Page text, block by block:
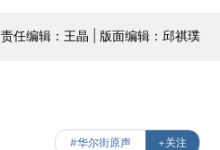
责任编辑：王晶 | 版面编辑：邱祺璞
#华尔街原声 +关注